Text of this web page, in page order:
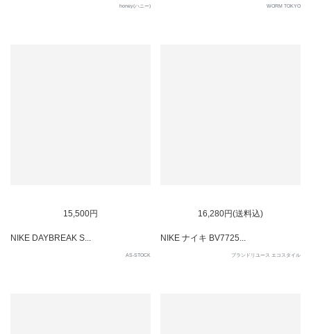
honey(ハニー) WORM TOKYO
15,500円
NIKE DAYBREAK S...
AS-STOCK
16,280円(送料込)
NIKE ナイキ BV7725...
ブランドリユース エコスタイル